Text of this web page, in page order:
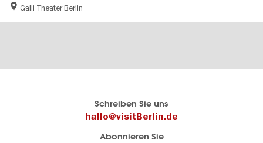
Galli Theater Berlin
Schreiben Sie uns
hallo@visitBerlin.de
Abonnieren Sie